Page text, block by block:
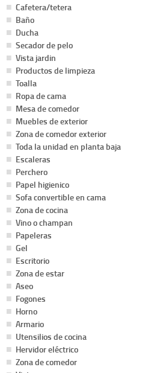
Cafetera/tetera
Baño
Ducha
Secador de pelo
Vista jardin
Productos de limpieza
Toalla
Ropa de cama
Mesa de comedor
Muebles de exterior
Zona de comedor exterior
Toda la unidad en planta baja
Escaleras
Perchero
Papel higienico
Sofa convertible en cama
Zona de cocina
Vino o champan
Papeleras
Gel
Escritorio
Zona de estar
Aseo
Fogones
Horno
Armario
Utensilios de cocina
Hervidor eléctrico
Zona de comedor